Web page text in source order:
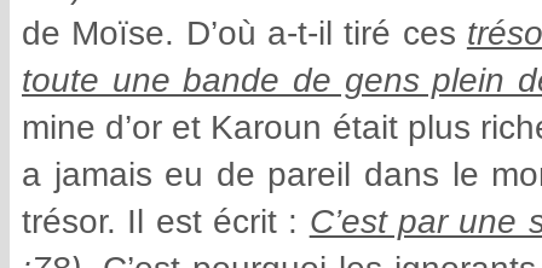
de Moïse. D’où a-t-il tiré ces
toute une bande de gens plein
mine d’or et Karoun était plus
a jamais eu de pareil dans le
trésor. Il est écrit : C’est par une